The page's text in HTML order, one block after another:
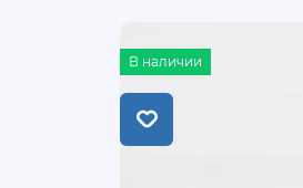
В наличии